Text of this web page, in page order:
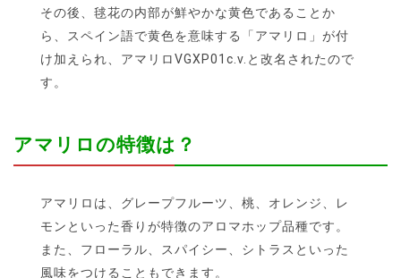
その後、毬花の内部が鮮やかな黄色であることか
ら、スペイン語で黄色を意味する「アマリロ」が付
け加えられ、アマリロVGXP01c.v.と改名されたので
す。
アマリロの特徴は？
アマリロは、グレープフルーツ、桃、オレンジ、レ
モンといった香りが特徴のアロマホップ品種です。
また、フローラル、スパイシー、シトラスといった
風味をつけることもできます。